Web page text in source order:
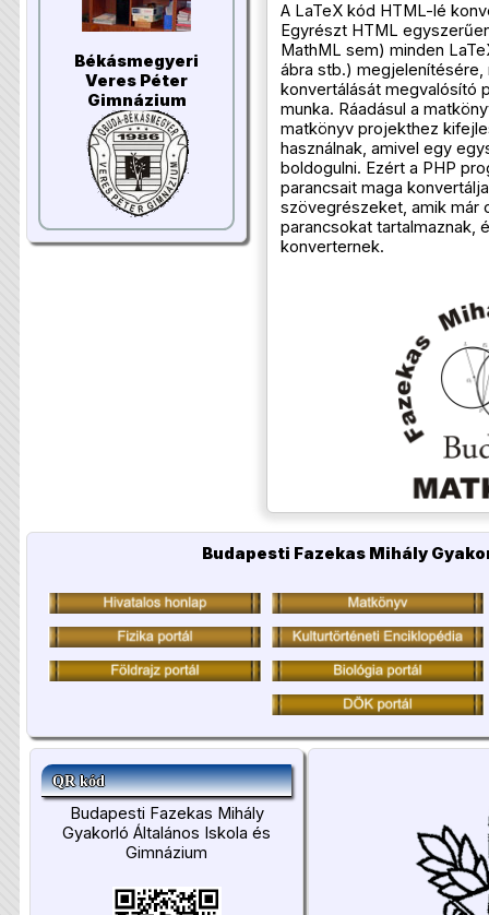
Békásmegyeri
Veres Péter
Gimnázium
A LaTeX kód HTML-lé
Egyrészt HTML
MathML sem) minden
ábra stb.)
konvertálását megvalósító
munka. Ráadásul a
matkönyv projekthez
használnak, amivel egy
boldogulni. Ezért a PHP
parancsait maga
szövegrészeket, amik már
parancsokat tartalmaznak,
konverternek.
Budapesti Fazekas Mihály
QR kód
Budapesti Fazekas Mihály
Gyakorló Általános Iskola és
Gimnázium